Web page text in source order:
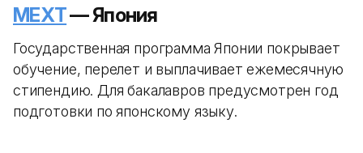
MEXT— Япония
Государственная программа Японии покрывает
обучение, перелет и выплачивает ежемесячную
стипендию. Для бакалавров предусмотрен год
подготовки по японскому языку.